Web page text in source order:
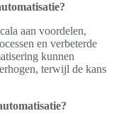
aan voordelen,
en verbeterde
kunnen
terwijl de kans